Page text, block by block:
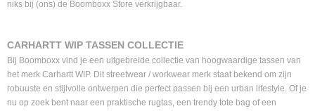
niks bij (ons) de Boomboxx Store verkrijgbaar.
CARHARTT WIP TASSEN COLLECTIE
Bij Boomboxx vind je een uitgebreide collectie van hoogwaardige tassen van
het merk Carhartt WIP. Dit streetwear / workwear merk staat bekend om zijn
robuuste en stijlvolle ontwerpen die perfect passen bij een urban lifestyle. Of je
nu op zoek bent naar een praktische rugtas, een trendy tote bag of een